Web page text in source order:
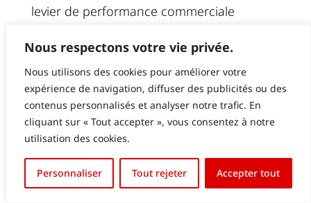
Nous respectons votre vie privée.
Nous utilisons des cookies pour améliorer votre
expérience de navigation, diffuser des publicités ou des
contenus personnalisés et analyser notre trafic. En
cliquant sur « Tout accepter », vous consentez à notre
utilisation des cookies.
Personnaliser Tout rejeter Accepter tout
levier de performance commerciale
à distance, à réagir instantanément aux
opportunités du marché et à planifier
stratégiquement les campagnes marketing
transforme fondamentalement la relation
avec le client.
Le retour sur investissement rapide,
combiné à l’impact significatif sur les
English (UK)